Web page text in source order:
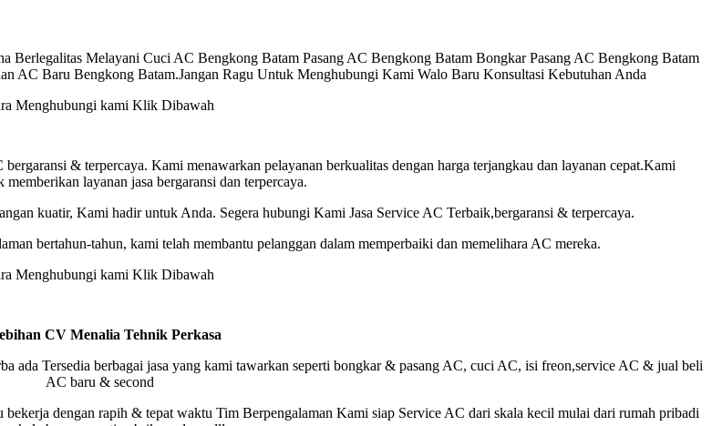
Berlegalitas Melayani Cuci AC Bengkong Batam Pasang AC Bengkong Batam Bongkar Pasang AC Bengkong Batam
AC Baru Bengkong Batam.Jangan Ragu Untuk Menghubungi Kami Walo Baru Konsultasi Kebutuhan Anda
Menghubungi kami Klik Dibawah
& terpercaya. Kami menawarkan pelayanan berkualitas dengan harga terjangkau dan layanan cepat.Kami
layanan jasa bergaransi dan terpercaya.
kuatir, Kami hadir untuk Anda. Segera hubungi Kami Jasa Service AC Terbaik,bergaransi & terpercaya.
bertahun-tahun, kami telah membantu pelanggan dalam memperbaiki dan memelihara AC mereka.
Menghubungi kami Klik Dibawah
CV Menalia Tehnik Perkasa
ada Tersedia berbagai jasa yang kami tawarkan seperti bongkar & pasang AC, cuci AC, isi freon,service AC & jual beli
AC baru & second
dengan rapih & tepat waktu Tim Berpengalaman Kami siap Service AC dari skala kecil mulai dari rumah pribadi